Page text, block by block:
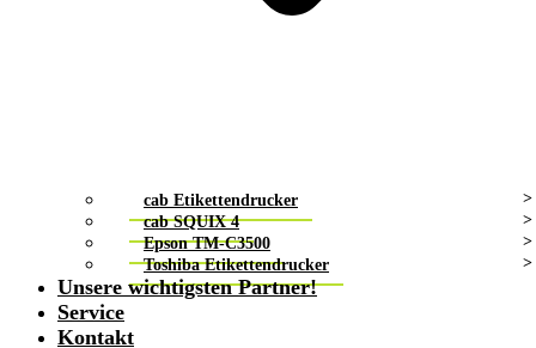
cab Etikettendrucker
cab SQUIX 4
Epson TM-C3500
Toshiba Etikettendrucker
Unsere wichtigsten Partner!
Service
Kontakt